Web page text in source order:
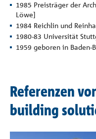
1985 Preisträger der
Löwe]
1984 Reichlin und
1980-83 Universität
1959 geboren in Baden-
Referenzen
building